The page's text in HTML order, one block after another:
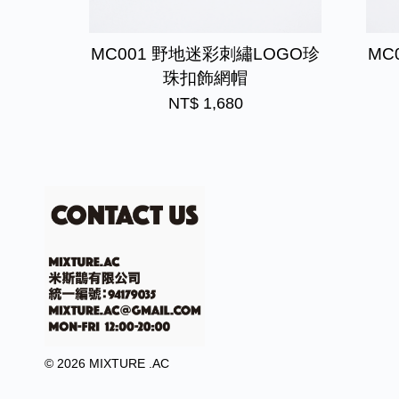
MC001 野地迷彩刺繡LOGO珍
珠扣飾網帽
NT$ 1,680
© 2026 MIXTURE .AC